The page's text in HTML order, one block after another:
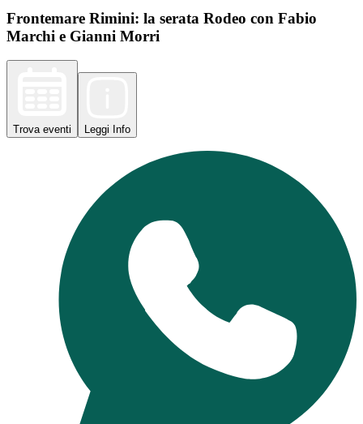
Frontemare Rimini: la serata Rodeo con Fabio
Marchi e Gianni Morri
Trova eventi Leggi Info